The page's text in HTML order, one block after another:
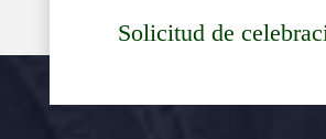
Solicitud de